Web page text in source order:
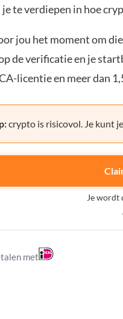
je te verdiepen in hoe
jou het moment om
de verificatie en je
licentie en meer dan
crypto is risicovol. Je kunt
Je wordt
met